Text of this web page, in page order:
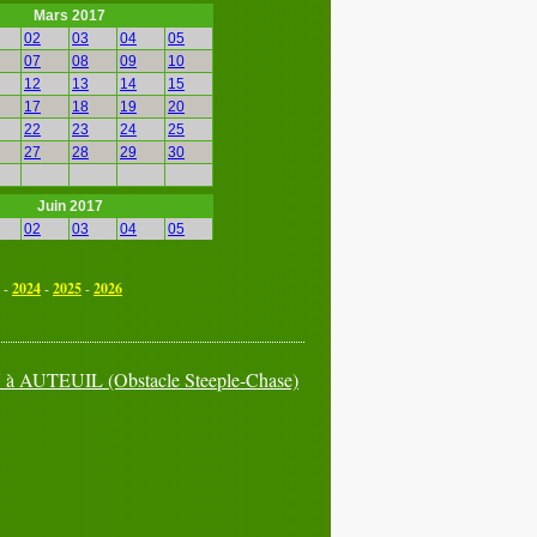
Mars 2017
02 03 04
05
07 08 09
10
12 13 14
15
17 18 19
20
22 23 24
25
27 28 29
30
Juin 2017
02 03 04
05
17 18 19
27 28 29 30
Septembre 2017
-2024-2025-2026
AUTEUIL (Obstacle Steeple-Chase)